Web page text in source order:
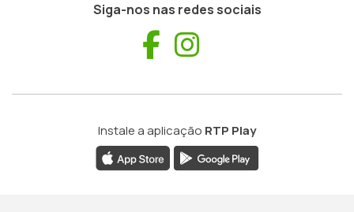
Siga-nos nas redes sociais
Facebook
Instale a aplicação RTP Play